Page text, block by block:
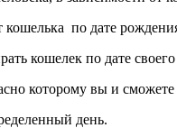
по дате
кошелек по дате
которому вы и
день.